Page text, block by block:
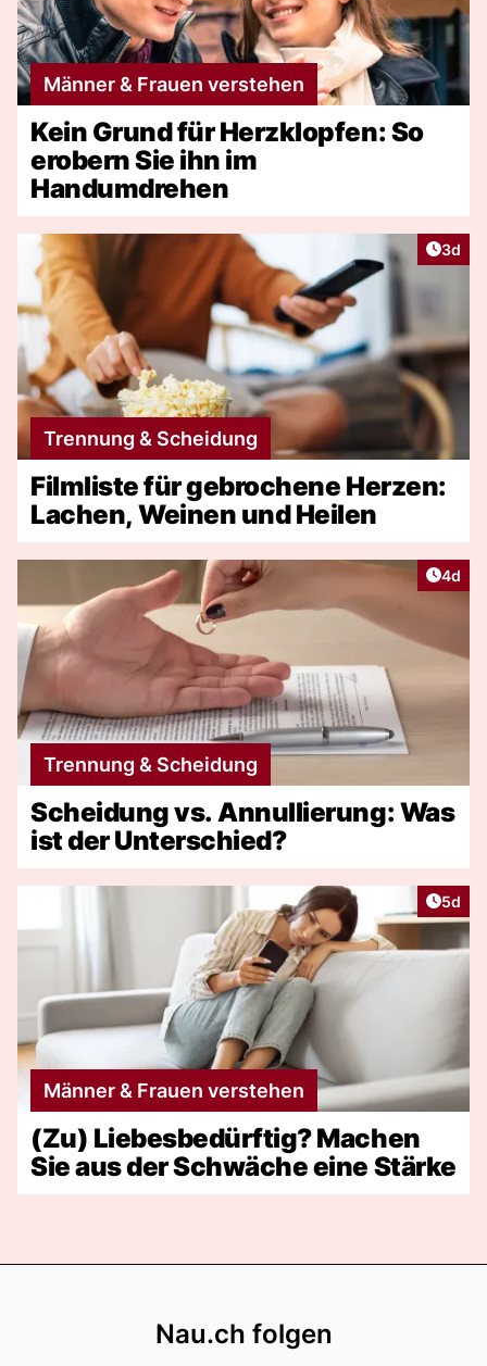
Männer & Frauen verstehen
Kein Grund für Herzklopfen: So
erobern Sie ihn im
Handumdrehen
3d
Trennung & Scheidung
Filmliste für gebrochene Herzen:
Lachen, Weinen und Heilen
4d
Trennung & Scheidung
Scheidung vs. Annullierung: Was
ist der Unterschied?
5d
Männer & Frauen verstehen
(Zu) Liebesbedürftig? Machen
Sie aus der Schwäche eine Stärke
Nau.ch folgen